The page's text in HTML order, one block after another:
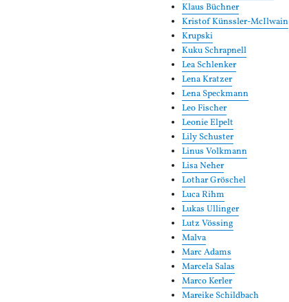
Klaus Büchner
Kristof Künssler-McIlwain
Krupski
Kuku Schrapnell
Lea Schlenker
Lena Kratzer
Lena Speckmann
Leo Fischer
Leonie Elpelt
Lily Schuster
Linus Volkmann
Lisa Neher
Lothar Gröschel
Luca Rihm
Lukas Ullinger
Lutz Vössing
Malva
Marc Adams
Marcela Salas
Marco Kerler
Mareike Schildbach